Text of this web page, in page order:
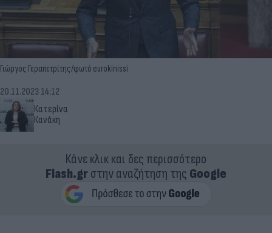
Γιώργος Γεραπετρίτης/φωτό eurokinissi
Κατερίνα
Κανάκη
20.11.2023 14:12
Κάνε κλικ και δες περισσότερο
Flash.grστην αναζήτηση της Google